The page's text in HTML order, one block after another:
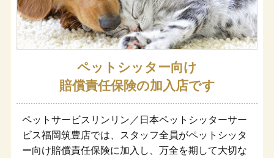
ペットシッター向け
賠償責任保険の加入店です
ペットサービスリンリン／日本ペットシッターサー
ビス福岡筑豊店では、スタッフ全員がペットシッタ
ー向け賠償責任保険に加入し、万全を期して大切な